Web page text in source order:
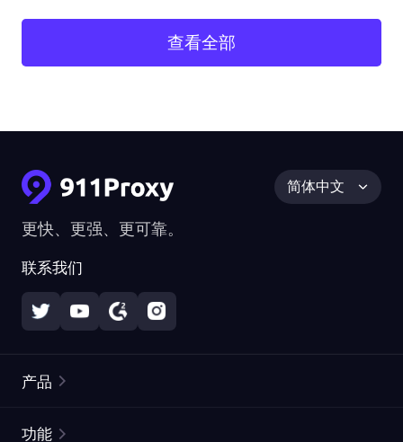
查看全部
更快、更强、更可靠。
联系我们
简体中文
产品
功能